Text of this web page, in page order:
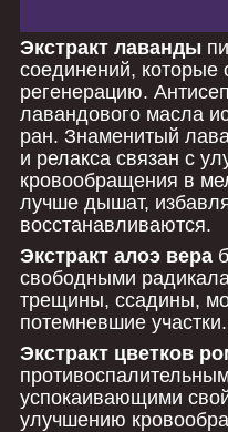
Экстракт лаванды
соединений, которые
регенерацию.
лавандового масла
ран. Знаменитый
и релакса связан с
кровообращения в
лучше дышат,
восстанавливаются.
Экстракт алоэ вера
свободными
трещины, ссадины,
потемневшие участки.
Экстракт цветков
успокаивающими
улучшению